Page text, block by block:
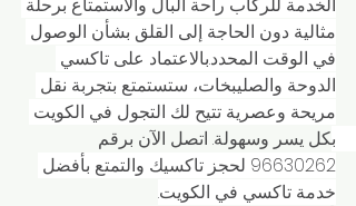
مثالية دون الحاجة إلى القلق بشأن الوصول
في الوقت المحدد.بالاعتماد على تاكسي
الدوحة والصليبخات، ستستمتع بتجربة نقل
مريحة وعصرية تتيح لك التجول في الكويت
بكل يسر وسهولة. اتصل الآن برقم
96630262 لحجز تاكسيك والتمتع بأفضل
خدمة تاكسي في الكويت.